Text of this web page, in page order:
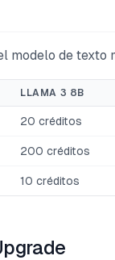
modelo de texto
LLAMA 3 8B
20 créditos
200 créditos
10 créditos